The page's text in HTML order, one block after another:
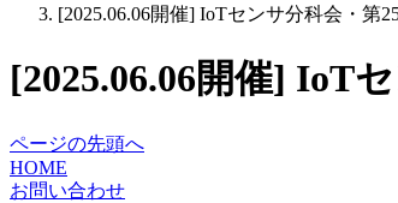
[2025.06.06開催] IoTセンサ分科会・第
[2025.06.06開催] IoT
ページの先頭へ
HOME
お問い合わせ